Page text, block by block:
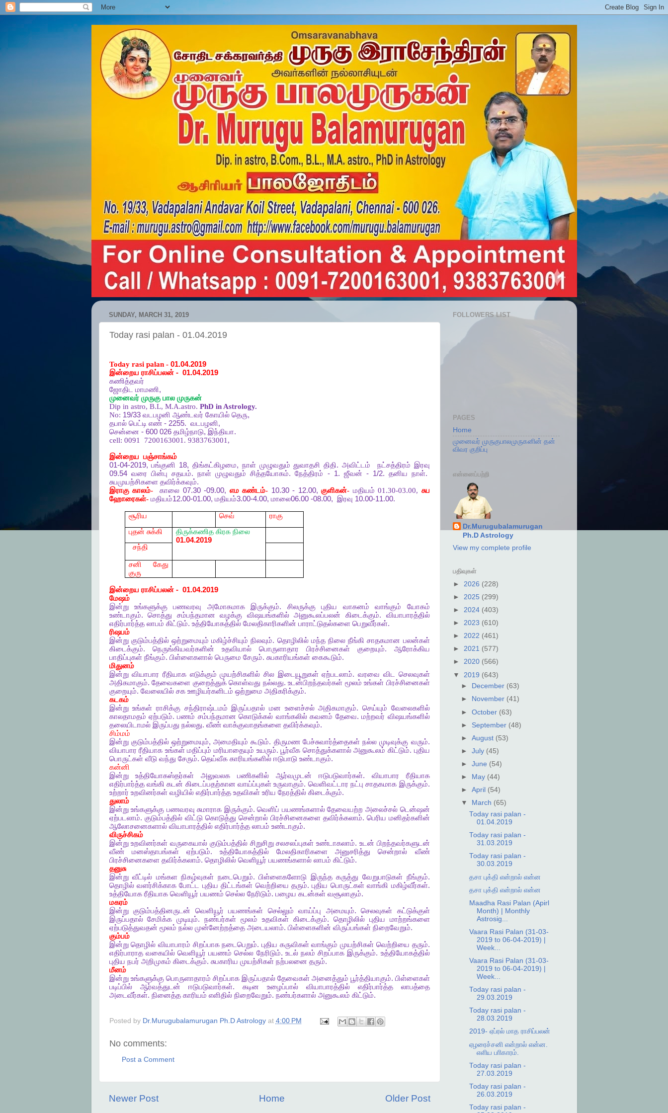
SUNDAY, MARCH 31, 2019
Today rasi palan - 01.04.2019
Today rasi palan - 01.04.2019
இன்றைய ராசிப்பலன் - 01.04.2019
கணித்தவர்
ஜோதிட
மாமணி,
முனைவர் முருகு பால முருகன்
Dip in astro, B.L, M.A.astro. PhD in Astrology.
No: 19/33 வடபழனி ஆண்டவர் கோயில் தெரு,
தபால் பெட்டி எண்- 2255. வடபழனி,
சென்னை - 600 026 தமிழ்நாடு, இந்தியா.
cell: 0091 7200163001. 9383763001,
இன்றைய பஞ்சாங்கம்
01-04-2019,பங்குனி 18, திங்கட்கிழமை, நாள் முழுவதும் துவாதசி திதி.அவிட்டம் நட்சத்திரம் இரவு
09.54 வரை பின்பு சதயம்.நாள் முழுவதும் சித்தயோகம்.நேத்திரம் - 1. ஜீவன் - 1/2.தனிய நாள்.
சுபமுயற்சிகளை தவிர்க்கவும்.
இராகு காலம்- காலை 07.30 -09.00, எம கண்டம்- 10.30 - 12.00, குளிகன்- மதியம் 01.30-03.00, சுப
ஹோரைகள்- மதியம்12.00-01.00, மதியம்3.00-4.00, மாலை06.00 -08.00, இரவு 10.00-11.00.
சூரிய செவ்
ராகு
புதன் சுக்கி
திருக்கணித கிரக நிலை
01.04.2019
சந்தி
சனி கேது
குரு
இன்றைய ராசிப்பலன்- 01.04.2019
மேஷம்
இன்று
உங்களுக்கு பணவரவு அமோகமாக இருக்கும். சிலருக்கு புதிய வாகனம் வாங்கும்
யோகம்
உண்டாகும்.சொத்து சம்பந்தமான வழக்கு விஷயங்களில் அனுகூலப்பலன் கிடைக்கும். வியாபாரத்தில்
எதிர்பார்த்த லாபம் கிட்டும். உத்தியோகத்தில் மேலதிகாரிகளின் பாராட்டுதல்களை பெறுவீர்கள்.
ரிஷபம்
இன்று குடும்பத்தில் ஒற்றுமையும் மகிழ்ச்சியும் நிலவும். தொழிலில் மந்த நிலை நீங்கி சாதகமான பலன்கள்
கிடைக்கும். நெருங்கியவர்களின் உதவியால் பொருளாதார பிரச்சினைகள் குறையும். ஆரோக்கிய
பாதிப்புகள் நீங்கும். பிள்ளைகளால் பெருமை சேரும். சுபகாரியங்கள் கைகூடும்.
மிதுனம்
இன்று வியாபார ரீதியாக எடுக்கும் முயற்சிகளில் சில இடையூறுகள் ஏற்படலாம்.வரவை விட
செலவுகள்
அதிகமாகும். தேவைகளை குறைத்துக் கொள்வது நல்லது. உடன்பிறந்தவர்கள் மூலம் உங்கள் பிரச்சினைகள்
குறையும். வேலையில் சக ஊழியர்களிடம் ஒற்றுமை அதிகரிக்கும்.
கடகம்
இன்று உங்கள் ராசிக்கு சந்திராஷ்டமம் இருப்பதால் மன உளைச்சல் அதிகமாகும். செய்யும் வேலைகளில்
காலதாமதம் ஏற்படும்.பணம் சம்பந்தமான கொடுக்கல் வாங்கலில் கவனம் தேவை.மற்றவர் விஷயங்களில்
தலையிடாமல் இருப்பது நல்லது. வீண் வாக்குவாதங்களை தவிர்க்கவும்.
சிம்மம்
இன்று குடும்பத்தில் ஒற்றுமையும்,அமைதியும் கூடும். திருமண பேச்சுவார்த்தைகள் நல்ல முடிவுக்கு வரும்.
வியாபார ரீதியாக உங்கள் மதிப்பும் மரியாதையும் உயரும்.பூர்வீக சொத்துக்களால் அனுகூலம் கிட்டும். புதிய
பொருட்கள் வீடு வந்து சேரும். தெய்வீக காரியங்களில் ஈடுபாடு உண்டாகும்.
கன்னி
இன்று
உத்தியோகஸ்தர்கள் அலுவலக பணிகளில் ஆர்வமுடன் ஈடுபடுவார்கள். வியாபார
ரீதியாக
எதிர்பார்த்த வங்கி கடன் கிடைப்பதற்கான வாய்ப்புகள் உருவாகும். வெளிவட்டார நட்பு சாதகமாக இருக்கும்.
உற்றார் உறவினர்கள் வழியில் எதிர்பார்த்த உதவிகள் உரிய நேரத்தில் கிடைக்கும்.
துலாம்
இன்று உங்களுக்கு பணவரவு சுமாராக இருக்கும்.வெளிப் பயணங்களால் தேவையற்ற அலைச்சல் டென்ஷன்
ஏற்படலாம். குடும்பத்தில் விட்டு கொடுத்து சென்றால் பிரச்சினைகளை தவிர்க்கலாம். பெரிய மனிதர்களின்
ஆலோசனைகளால் வியாபாரத்தில் எதிர்பார்த்த லாபம் உண்டாகும்.
விருச்சிகம்
இன்று உறவினர்கள் வருகையால் குடும்பத்தில் சிறுசிறு சலசலப்புகள் உண்டாகலாம். உடன் பிறந்தவர்களுடன்
வீண்
மனஸ்தாபங்கள் ஏற்படும். உத்தியோகத்தில் மேலதிகாரிகளை அனுசரித்து சென்றால்
வீண்
பிரச்சினைகளை தவிர்க்கலாம். தொழிலில் வெளியூர் பயணங்களால் லாபம் கிட்டும்.
தனுசு
இன்று வீட்டில் மங்கள நிகழ்வுகள் நடைபெறும்.பிள்ளைகளோடு இருந்த கருத்து வேறுபாடுகள் நீங்கும்.
தொழில் வளர்சிக்காக போட்ட புதிய திட்டங்கள் வெற்றியை தரும்.புதிய பொருட்கள் வாங்கி மகிழ்வீர்கள்.
உத்தியோக ரீதியாக வெளியூர் பயணம் செல்ல நேரிடும். பழைய கடன்கள் வசூலாகும்.
மகரம்
இன்று குடும்பத்தினருடன் வெளியூர் பயணங்கள் செல்லும் வாய்ப்பு அமையும். செலவுகள்
கட்டுக்குள்
இருப்பதால் சேமிக்க முடியும்.நண்பர்கள் மூலம் உதவிகள் கிடைக்கும். தொழிலில் புதிய
மாற்றங்களை
ஏற்படுத்துவதன் மூலம் நல்ல முன்னேற்றத்தை அடையலாம். பிள்ளைகளின் விருப்பங்கள் நிறைவேறும்.
கும்பம்
இன்று தொழில் வியாபாரம் சிறப்பாக நடைபெறும்.புதிய கருவிகள் வாங்கும் முயற்சிகள் வெற்றியை தரும்.
எதிர்பாராத வகையில் வெளியூர் பயணம் செல்ல நேரிடும். உடல் நலம் சிறப்பாக இருக்கும். உத்தியோகத்தில்
புதிய நபர் அறிமுகம் கிடைக்கும். சுபகாரிய முயற்சிகள் நற்பலனை தரும்.
மீனம்
இன்று உங்களுக்கு பொருளாதாரம் சிறப்பாக இருப்பதால் தேவைகள் அனைத்தும் பூர்த்தியாகும். பிள்ளைகள்
படிப்பில்
ஆர்வத்துடன் ஈடுபடுவார்கள். கடின உழைப்பால் வியாபாரத்தில் எதிர்பார்த்த
லாபத்தை
அடைவீர்கள். நினைத்த காரியம் எளிதில் நிறைவேறும். நண்பர்களால் அனுகூலம் கிட்டும்.
Posted by Dr.Murugubalamurugan Ph.D Astrology at 4:00 PM
No comments:
Post a Comment
Newer Post Older Post
Home
FOLLOWERS LIST
PAGES
Home
முனைவர் முருகுபாலமுருகனின் தன்
விவர குறிப்பு
என்னைப்பற்றி
Dr.Murugubalamurugan
Ph.D Astrology
View my complete profile
பதிவுகள்
► 2026 (228)
► 2025 (299)
► 2024 (403)
► 2023 (610)
► 2022 (461)
► 2021 (577)
► 2020 (566)
▼ 2019 (643)
►
December (63)
►
November (41)
► October (63)
► September (48)
► August (53)
► July (45)
► June (54)
►
May (44)
► April (54)
▼
March (65)
Today rasi palan -
01.04.2019
Today rasi palan -
31.03.2019
Today rasi palan -
30.03.2019
தசா புக்தி என்றால் என்ன
தசா புக்தி என்றால் என்ன
Maadha Rasi Palan (Apirl
Month) | Monthly
Astrosig...
Vaara Rasi Palan (31-03-
2019 to 06-04-2019) |
Week...
Vaara Rasi Palan (31-03-
2019 to 06-04-2019) |
Week...
Today rasi palan -
29.03.2019
Today rasi palan -
28.03.2019
2019- ஏப்ரல் மாத ராசிப்பலன்
ஏழரைச்சனி என்றால் என்ன.
எளிய பாிகாரம்.
Today rasi palan -
27.03.2019
Today rasi palan -
26.03.2019
Today rasi palan -